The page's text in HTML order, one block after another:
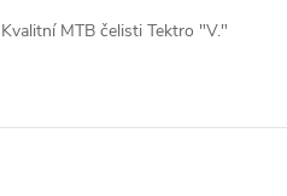
Kvalitní MTB čelisti Tektro "V."